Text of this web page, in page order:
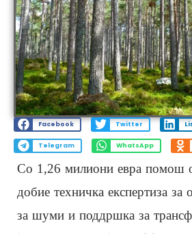
Facebook Twitter
Telegram WhatsApp
Со 1,26 милиони евра помош
добие техничка експертиза за
за шуми и поддршка за